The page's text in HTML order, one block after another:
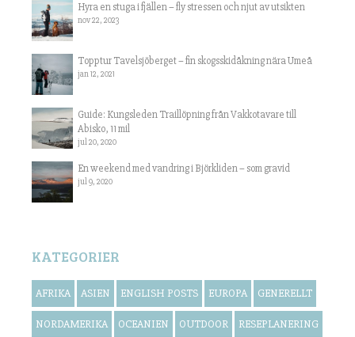
Hyra en stuga i fjällen – fly stressen och njut av utsikten
nov 22, 2023
Topptur Tavelsjöberget – fin skogsskidåkning nära Umeå
jan 12, 2021
Guide: Kungsleden Traillöpning från Vakkotavare till
Abisko, 11 mil
jul 20, 2020
En weekend med vandring i Björkliden – som gravid
jul 9, 2020
KATEGORIER
AFRIKA ASIEN ENGLISH POSTS EUROPA GENERELLT
NORDAMERIKA OCEANIEN OUTDOOR RESEPLANERING